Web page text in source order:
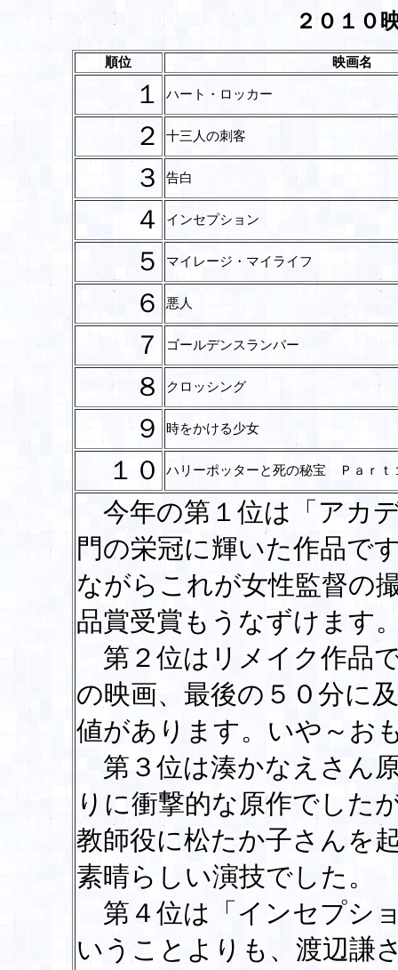
２０１０
順位 映画名
１ ハート・ロッカー
２ 十三人の刺客
３ 告白
４ インセプション
５ マイレージ・マイライフ
６ 悪人
７ ゴールデンスランバー
８ クロッシング
９ 時をかける少女
１０ ハリーポッターと死の秘宝 Ｐａｒｔ
今年の第１位は「アカ
門の栄冠に輝いた作品で
ながらこれが女性監督の
品賞受賞もうなずけます
第２位はリメイク作品
の映画、最後の５０分に
値があります。いや～お
第３位は湊かなえさん
りに衝撃的な原作でした
教師役に松たか子さんを
素晴らしい演技でした。
第４位は「インセプシ
いうことよりも、渡辺謙